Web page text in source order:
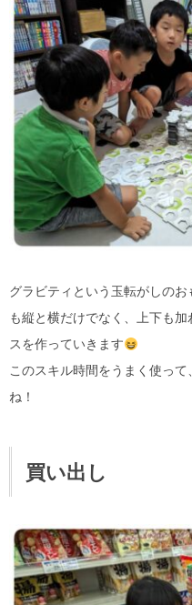
グラビティという玉転がしの
も縦と横だけでなく、上下も
スを作っていきます
このスキル時間をうまく使っ
ね！
買い出し